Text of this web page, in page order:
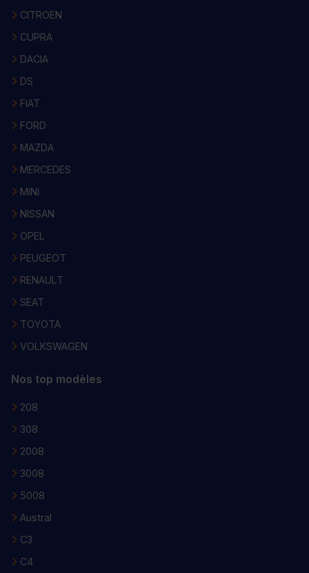
CITROEN
CUPRA
DACIA
DS
FIAT
FORD
MAZDA
MERCEDES
MINI
NISSAN
OPEL
PEUGEOT
RENAULT
SEAT
TOYOTA
VOLKSWAGEN
Nos top modèles
208
308
2008
3008
5008
Austral
C3
C4